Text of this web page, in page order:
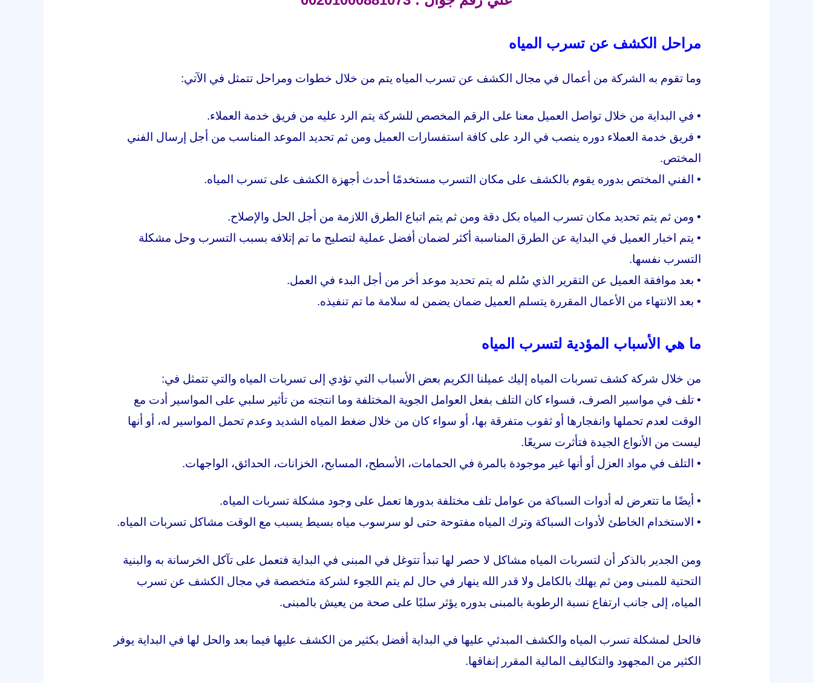
مراحل الكشف عن تسرب المياه
وما تقوم به الشركة من أعمال في مجال الكشف عن تسرب المياه يتم من خلال خطوات ومراحل تتمثل في الآتي:
• في البداية من خلال تواصل العميل معنا على الرقم المخصص للشركة يتم الرد عليه من فريق خدمة العملاء.
• فريق خدمة العملاء دوره ينصب في الرد على كافة استفسارات العميل ومن ثم تحديد الموعد المناسب من أجل إرسال الفني
المختص.
• الفني المختص بدوره يقوم بالكشف على مكان التسرب مستخدمًا أحدث أجهزة الكشف على تسرب المياه.
• ومن ثم يتم تحديد مكان تسرب المياه بكل دقة ومن ثم يتم اتباع الطرق اللازمة من أجل الحل والإصلاح.
• يتم اخبار العميل في البداية عن الطرق المناسبة أكثر لضمان أفضل عملية لتصليح ما تم إتلافه بسبب التسرب وحل مشكلة
التسرب نفسها.
• بعد موافقة العميل عن التقرير الذي سُلم له يتم تحديد موعد أخر من أجل البدء في العمل.
• بعد الانتهاء من الأعمال المقررة يتسلم العميل ضمان يضمن له سلامة ما تم تنفيذه.
ما هي الأسباب المؤدية لتسرب المياه
من خلال شركة كشف تسربات المياه إليك عميلنا الكريم بعض الأسباب التي تؤدي إلى تسربات المياه والتي تتمثل في:
• تلف في مواسير الصرف، فسواء كان التلف بفعل العوامل الجوية المختلفة وما انتجته من تأثير سلبي على المواسير أدت مع
الوقت لعدم تحملها وانفجارها أو ثقوب متفرقة بها، أو سواء كان من خلال ضغط المياه الشديد وعدم تحمل المواسير له، أو أنها
ليست من الأنواع الجيدة فتأثرت سريعًا.
• التلف في مواد العزل أو أنها غير موجودة بالمرة في الحمامات، الأسطح، المسابح، الخزانات، الحدائق، الواجهات.
• أيضًا ما تتعرض له أدوات السباكة من عوامل تلف مختلفة بدورها تعمل على وجود مشكلة تسربات المياه.
• الاستخدام الخاطئ لأدوات السباكة وترك المياه مفتوحة حتى لو سرسوب مياه بسيط يسبب مع الوقت مشاكل تسربات المياه.
ومن الجدير بالذكر أن لتسربات المياه مشاكل لا حصر لها تبدأ تتوغل في المبنى في البداية فتعمل على تآكل الخرسانة به والبنية
التحتية للمبنى ومن ثم يهلك بالكامل ولا قدر الله ينهار في حال لم يتم اللجوء لشركة متخصصة في مجال الكشف عن تسرب
المياه، إلى جانب ارتفاع نسبة الرطوبة بالمبنى بدوره يؤثر سلبًا على صحة من يعيش بالمبنى.
فالحل لمشكلة تسرب المياه والكشف المبدئي عليها في البداية أفضل بكثير من الكشف عليها فيما بعد والحل لها في البداية يوفر
الكثير من المجهود والتكاليف المالية المقرر إنفاقها.